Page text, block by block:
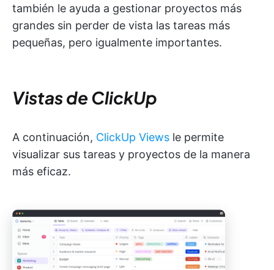
también le ayuda a gestionar proyectos más
grandes sin perder de vista las tareas más
pequeñas, pero igualmente importantes.
Vistas de ClickUp
A continuación, ClickUp Views le permite
visualizar sus tareas y proyectos de la manera
más eficaz.